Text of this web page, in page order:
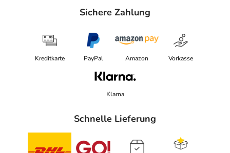
Sichere Zahlung
Kreditkarte PayPal Amazon Vorkasse
Klarna
Schnelle Lieferung